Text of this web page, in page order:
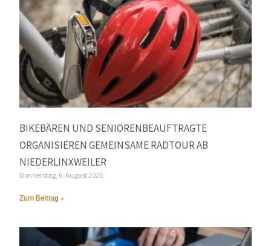
BIKEBÄREN UND SENIORENBEAUFTRAGTE
ORGANISIEREN GEMEINSAME RADTOUR AB
NIEDERLINXWEILER
Donnerstag, 6. August 2026
Zum Beitrag »